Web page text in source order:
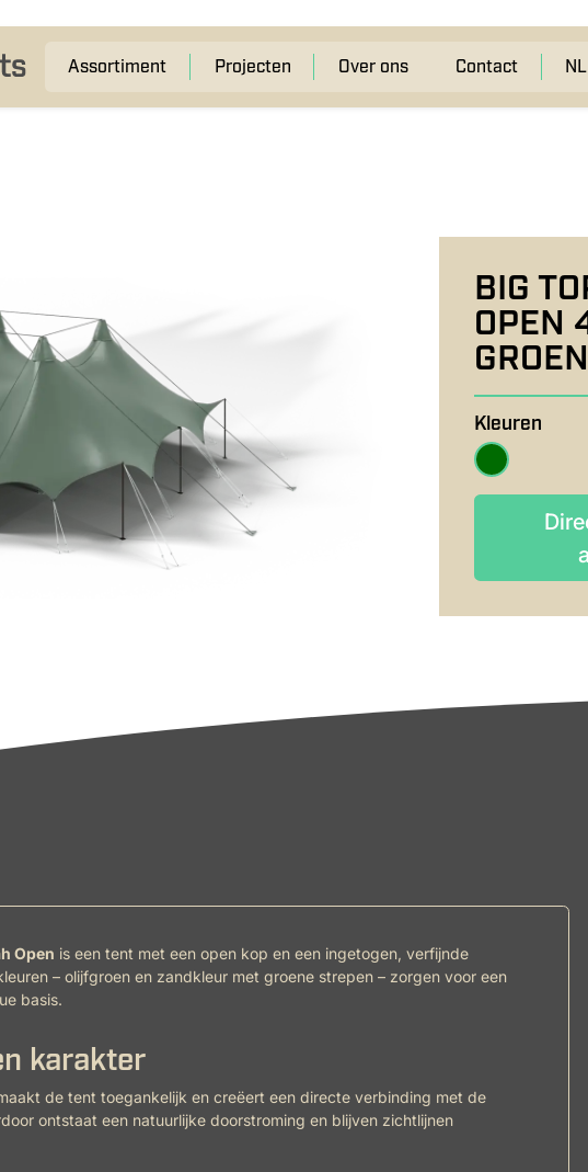
Assortiment Projecten Over ons Contact NL
BIG
OPEN
GROEN
Kleuren
Open is een tent met een open kop en een ingetogen, verfijnde
– olijfgroen en zandkleur met groene strepen – zorgen voor een
basis.
karakter
de tent toegankelijk en creëert een directe verbinding met de
ontstaat een natuurlijke doorstroming en blijven zichtlijnen